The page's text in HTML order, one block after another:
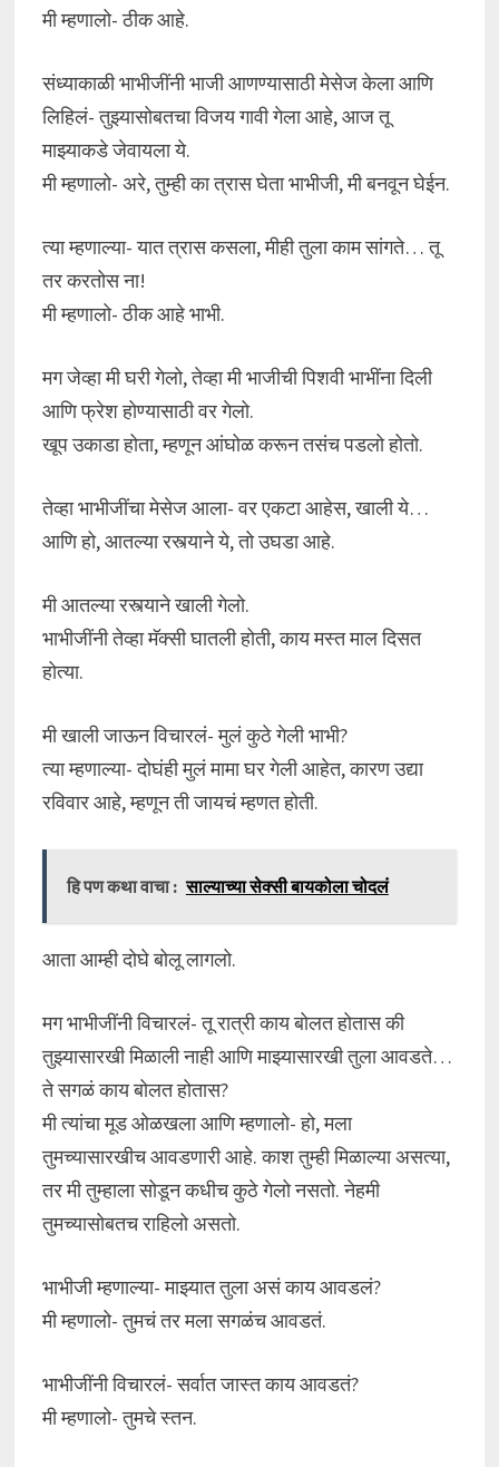
मी म्हणालो- ठीक आहे.
संध्याकाळी भाभीजींनी भाजी आणण्यासाठी मेसेज केला आणि
लिहिलं- तुझ्यासोबतचा विजय गावी गेला आहे, आज तू
माझ्याकडे जेवायला ये.
मी म्हणालो- अरे, तुम्ही का त्रास घेता भाभीजी, मी बनवून घेईन.
त्या म्हणाल्या- यात त्रास कसला, मीही तुला काम सांगते… तू
तर करतोस ना!
मी म्हणालो- ठीक आहे भाभी.
मग जेव्हा मी घरी गेलो, तेव्हा मी भाजीची पिशवी भाभींना दिली
आणि फ्रेश होण्यासाठी वर गेलो.
खूप उकाडा होता, म्हणून आंघोळ करून तसंच पडलो होतो.
तेव्हा भाभीजींचा मेसेज आला- वर एकटा आहेस, खाली ये…
आणि हो, आतल्या रस्त्याने ये, तो उघडा आहे.
मी आतल्या रस्त्याने खाली गेलो.
भाभीजींनी तेव्हा मॅक्सी घातली होती, काय मस्त माल दिसत
होत्या.
मी खाली जाऊन विचारलं- मुलं कुठे गेली भाभी?
त्या म्हणाल्या- दोघंही मुलं मामा घर गेली आहेत, कारण उद्या
रविवार आहे, म्हणून ती जायचं म्हणत होती.
हि पण कथा वाचा : साल्याच्या सेक्सी बायकोला चोदलं
आता आम्ही दोघे बोलू लागलो.
मग भाभीजींनी विचारलं- तू रात्री काय बोलत होतास की
तुझ्यासारखी मिळाली नाही आणि माझ्यासारखी तुला आवडते…
ते सगळं काय बोलत होतास?
मी त्यांचा मूड ओळखला आणि म्हणालो- हो, मला
तुमच्यासारखीच आवडणारी आहे. काश तुम्ही मिळाल्या असत्या,
तर मी तुम्हाला सोडून कधीच कुठे गेलो नसतो. नेहमी
तुमच्यासोबतच राहिलो असतो.
भाभीजी म्हणाल्या- माझ्यात तुला असं काय आवडलं?
मी म्हणालो- तुमचं तर मला सगळंच आवडतं.
भाभीजींनी विचारलं- सर्वात जास्त काय आवडतं?
मी म्हणालो- तुमचे स्तन.